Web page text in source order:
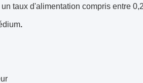
taux d'alimentation compris entre
.